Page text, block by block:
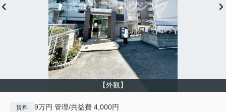
【外観】
賃料 9万円 管理/共益費 4,000円